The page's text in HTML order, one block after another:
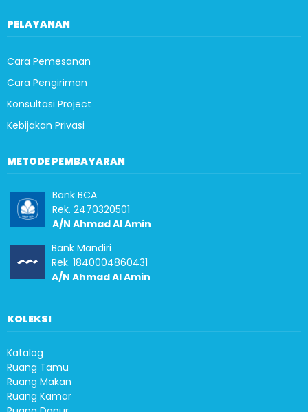
PELAYANAN
Cara Pemesanan
Cara Pengiriman
Konsultasi Project
Kebijakan Privasi
METODE PEMBAYARAN
Bank BCA
Rek. 2470320501
A/N Ahmad Al Amin
Bank Mandiri
Rek. 1840004860431
A/N Ahmad Al Amin
KOLEKSI
Katalog
Ruang Tamu
Ruang Makan
Ruang Kamar